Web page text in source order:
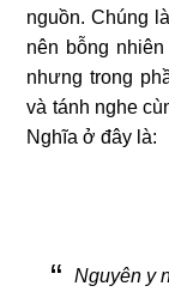
nguồn. Chúng
nên bỗng
nhưng trong
và tánh nghe
Nghĩa ở đây là:
Nguyên y